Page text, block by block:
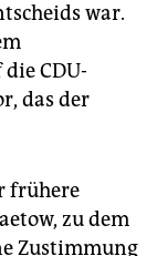
war.
CDU-
das der
frühere
zu dem
Zustimmung